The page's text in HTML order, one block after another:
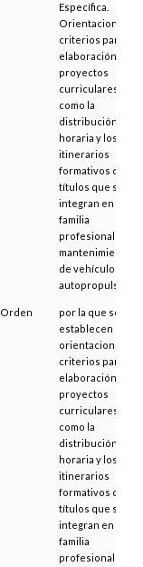
Específica.
Orientaciones y
criterios para la
elaboración de
proyectos
curriculares, así
como la
distribución
horaria y los
itinerarios
formativos de los
títulos que se
integran en la
familia
profesional de
mantenimiento
de vehículos
autopropulsados
Orden
por la que se
establecen
orientaciones y
criterios para la
elaboración de
proyectos
curriculares, así
como la
distribución
horaria y los
itinerarios
formativos de
títulos que se
integran en la
familia
profesional de